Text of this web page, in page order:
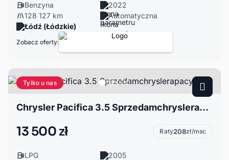
Benzyna
2022
128 127 km
Automatyczna
Łódź (Łódzkie)
Zobacz oferty:
Tylko u nas
Chrysler Pacifica 3.5 Sprzedamchryslerapacyfike
13 500 zł Raty208zł/msc
LPG
2005